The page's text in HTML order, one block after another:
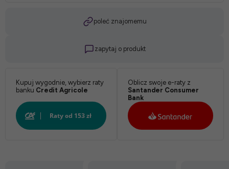
poleć znajomemu
zapytaj o produkt
Kupuj wygodnie, wybierz raty
banku Credit Agricole
Oblicz swoje e-raty z
Santander Consumer
Bank